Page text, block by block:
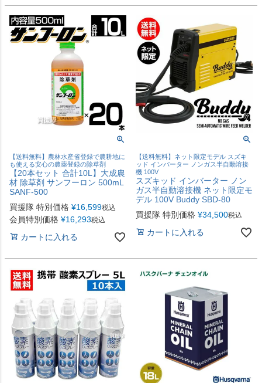
【送料無料】農林水産省登録で農耕地に
も使える安心の農薬登録の除草剤
【20本セット 合計10L】大成農
材 除草剤 サンフーロン 500mL
SANF-500
買援隊 特別価格 ¥16,599税込
会員特別価格 ¥16,293税込
カートに入れる
【送料無料】ネット限定モデル スズキ
ッド インバーター ノンガス半自動溶接
機 100V
スズキッド インバーター ノン
ガス半自動溶接機 ネット限定モ
デル 100V Buddy SBD-80
買援隊 特別価格 ¥34,500税込
カートに入れる